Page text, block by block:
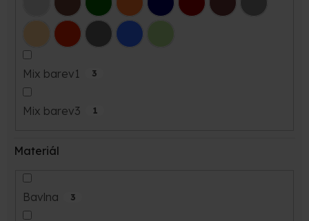
Mix barev1 3
Mix barev3 1
Materiál
Bavlna 3